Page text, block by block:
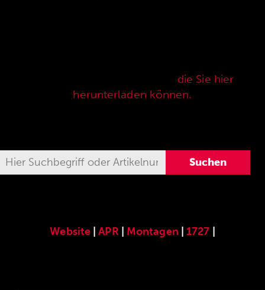
die Sie hier
herunterladen können.
Website |APR Montagen 1727